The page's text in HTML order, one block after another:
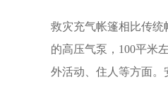
救灾充气帐篷相比传统
的高压气泵，100平米
外活动、住人等方面。